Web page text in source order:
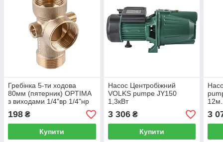
Гребінка 5-ти ходова
80мм (пятерник) OPTIMA
з виходами 1/4"вр 1/4"нр
на одній осі (DS C 005)
198 ₴
Купити
Насос Центробіжний
VOLKS pumpe JY150
1,3кВт
3 306₴
Купити
12м.
3